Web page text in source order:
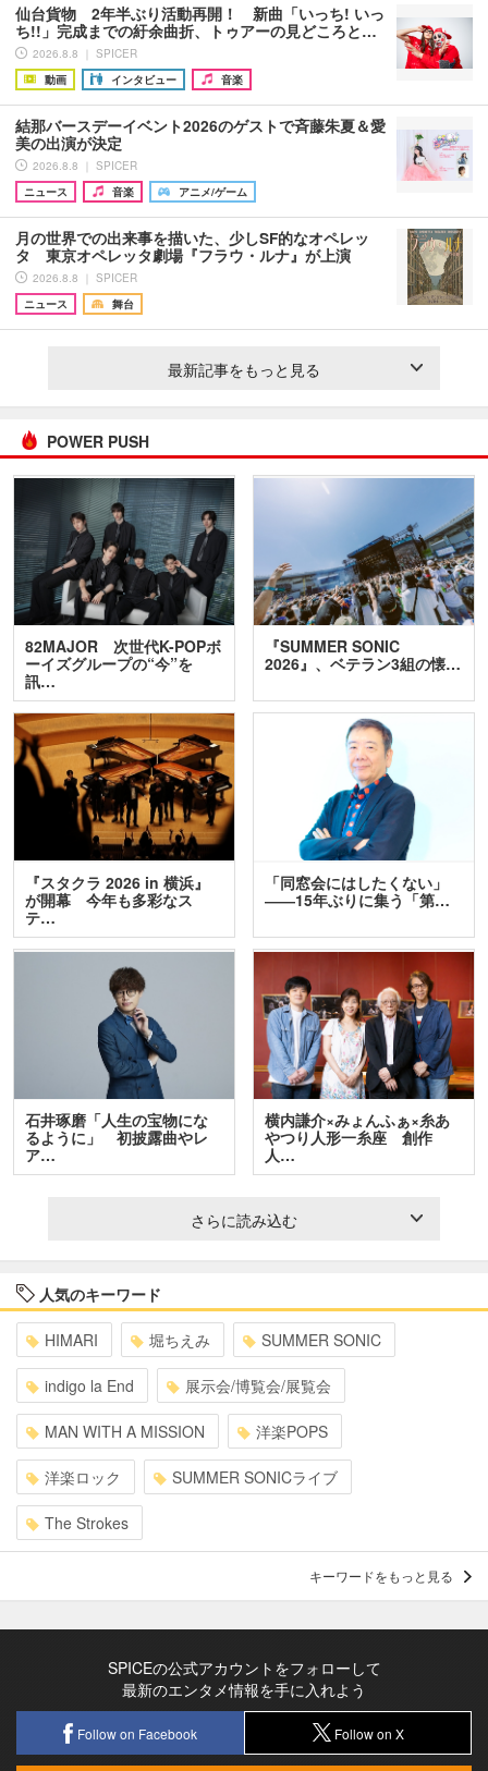
仙台貨物 2年半ぶり活動再開！ 新曲「いっち! いっ
ち!!」完成までの紆余曲折、トゥアーの見どころと…
2026.8.8 ｜ SPICER
動画
インタビュー 音楽
結那バースデーイベント2026のゲストで斉藤朱夏＆愛
美の出演が決定
2026.8.8 ｜ SPICER
ニュース
音楽 アニメ/ゲーム
月の世界での出来事を描いた、少しSF的なオペレッ
タ 東京オペレッタ劇場『フラウ・ルナ』が上演
2026.8.8 ｜ SPICER
ニュース
舞台
最新記事をもっと見る
POWER PUSH
82MAJOR 次世代K-POPボ
ーイズグループの“今”を
訊…
『SUMMER SONIC
2026』、ベテラン3組の懐…
『スタクラ 2026 in 横浜』
が開幕 今年も多彩なス
テ…
「同窓会にはしたくない」
――15年ぶりに集う「第…
石井琢磨「人生の宝物にな
るように」 初披露曲やレ
ア…
横内謙介×みょんふぁ×糸あ
やつり人形一糸座 創作
人…
さらに読み込む
人気のキーワード
HIMARI 堀ちえみ SUMMER SONIC
indigo la End 展示会/博覧会/展覧会
MAN WITH A MISSION 洋楽POPS
洋楽ロック SUMMER SONICライブ
The Strokes
キーワードをもっと見る
SPICEの公式アカウントをフォローして
最新のエンタメ情報を手に入れよう
Follow on Facebook Follow on X